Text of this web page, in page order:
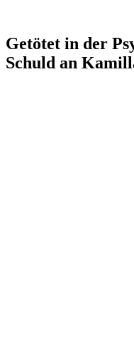
Getötet in der
Schuld an